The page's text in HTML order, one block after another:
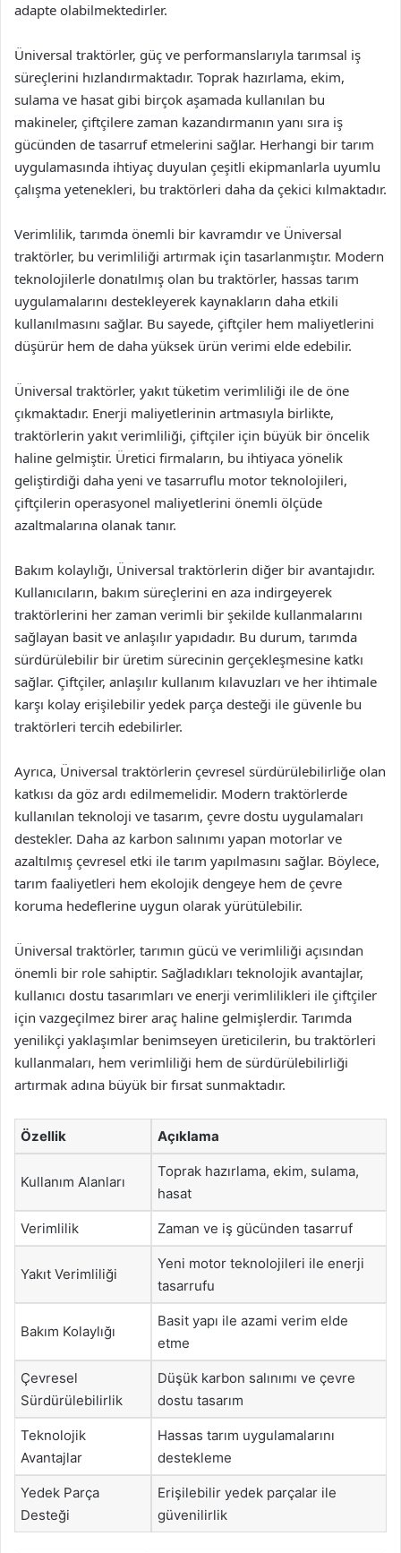
adapte olabilmektedirler.
Üniversal traktörler, güç ve performanslarıyla tarımsal iş
süreçlerini hızlandırmaktadır. Toprak hazırlama, ekim,
sulama ve hasat gibi birçok aşamada kullanılan bu
makineler, çiftçilere zaman kazandırmanın yanı sıra iş
gücünden de tasarruf etmelerini sağlar. Herhangi bir tarım
uygulamasında ihtiyaç duyulan çeşitli ekipmanlarla uyumlu
çalışma yetenekleri, bu traktörleri daha da çekici kılmaktadır.
Verimlilik, tarımda önemli bir kavramdır ve Üniversal
traktörler, bu verimliliği artırmak için tasarlanmıştır. Modern
teknolojilerle donatılmış olan bu traktörler, hassas tarım
uygulamalarını destekleyerek kaynakların daha etkili
kullanılmasını sağlar. Bu sayede, çiftçiler hem maliyetlerini
düşürür hem de daha yüksek ürün verimi elde edebilir.
Üniversal traktörler, yakıt tüketim verimliliği ile de öne
çıkmaktadır. Enerji maliyetlerinin artmasıyla birlikte,
traktörlerin yakıt verimliliği, çiftçiler için büyük bir öncelik
haline gelmiştir. Üretici firmaların, bu ihtiyaca yönelik
geliştirdiği daha yeni ve tasarruflu motor teknolojileri,
çiftçilerin operasyonel maliyetlerini önemli ölçüde
azaltmalarına olanak tanır.
Bakım kolaylığı, Üniversal traktörlerin diğer bir avantajıdır.
Kullanıcıların, bakım süreçlerini en aza indirgeyerek
traktörlerini her zaman verimli bir şekilde kullanmalarını
sağlayan basit ve anlaşılır yapıdadır. Bu durum, tarımda
sürdürülebilir bir üretim sürecinin gerçekleşmesine katkı
sağlar. Çiftçiler, anlaşılır kullanım kılavuzları ve her ihtimale
karşı kolay erişilebilir yedek parça desteği ile güvenle bu
traktörleri tercih edebilirler.
Ayrıca, Üniversal traktörlerin çevresel sürdürülebilirliğe olan
katkısı da göz ardı edilmemelidir. Modern traktörlerde
kullanılan teknoloji ve tasarım, çevre dostu uygulamaları
destekler. Daha az karbon salınımı yapan motorlar ve
azaltılmış çevresel etki ile tarım yapılmasını sağlar. Böylece,
tarım faaliyetleri hem ekolojik dengeye hem de çevre
koruma hedeflerine uygun olarak yürütülebilir.
Üniversal traktörler, tarımın gücü ve verimliliği açısından
önemli bir role sahiptir. Sağladıkları teknolojik avantajlar,
kullanıcı dostu tasarımları ve enerji verimlilikleri ile çiftçiler
için vazgeçilmez birer araç haline gelmişlerdir. Tarımda
yenilikçi yaklaşımlar benimseyen üreticilerin, bu traktörleri
kullanmaları, hem verimliliği hem de sürdürülebilirliği
artırmak adına büyük bir fırsat sunmaktadır.
Özellik Açıklama
Kullanım Alanları
Toprak hazırlama, ekim, sulama,
hasat
Verimlilik Zaman ve iş gücünden tasarruf
Yakıt Verimliliği
Yeni motor teknolojileri ile enerji
tasarrufu
Bakım Kolaylığı
Basit yapı ile azami verim elde
etme
Çevresel
Sürdürülebilirlik
Düşük karbon salınımı ve çevre
dostu tasarım
Teknolojik
Avantajlar
Hassas tarım uygulamalarını
destekleme
Yedek Parça
Desteği
Erişilebilir yedek parçalar ile
güvenilirlik